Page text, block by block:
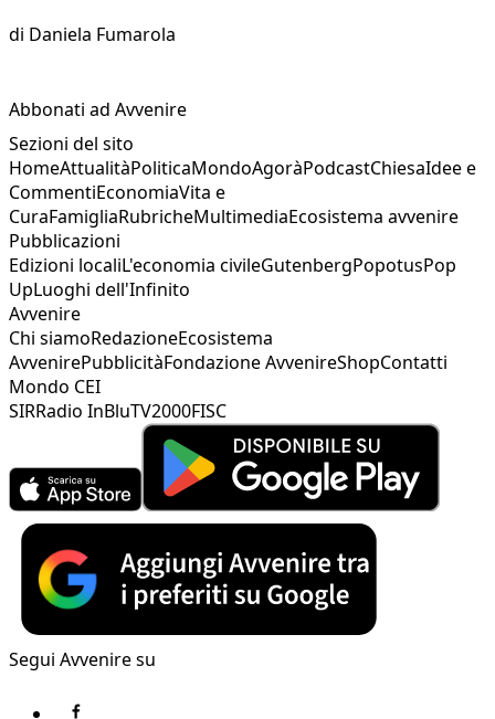
di Daniela Fumarola
Abbonati ad Avvenire
Sezioni del sito
HomeAttualitàPoliticaMondoAgoràPodcastChiesaIdee e
CommentiEconomiaVita e
CuraFamigliaRubricheMultimediaEcosistema avvenire
Pubblicazioni
Edizioni localiL'economia civileGutenbergPopotusPop
UpLuoghi dell'Infinito
Avvenire
Chi siamoRedazioneEcosistema
AvvenirePubblicitàFondazione AvvenireShopContatti
Mondo CEI
SIRRadio InBluTV2000FISC
Segui Avvenire su